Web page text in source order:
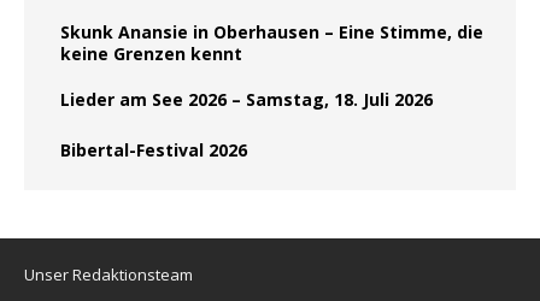
Skunk Anansie in Oberhausen – Eine Stimme, die
keine Grenzen kennt
Lieder am See 2026 – Samstag, 18. Juli 2026
Bibertal-Festival 2026
Unser Redaktionsteam